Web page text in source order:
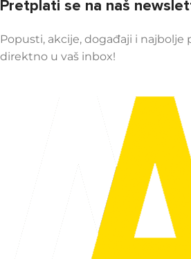
Pretplati se na naš
Popusti, akcije, događaji i najbolje
direktno u vaš inbox!